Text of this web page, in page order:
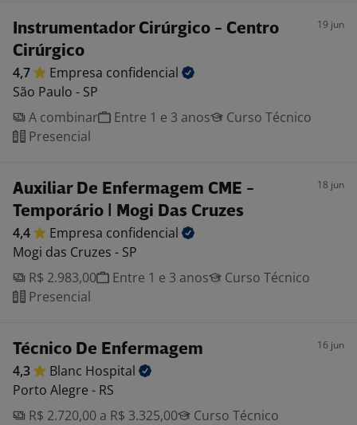
Instrumentador Cirúrgico - Centro
Cirúrgico
19 jun
4,7 Empresa confidencial
São Paulo - SP
A combinar
Entre 1 e 3 anos
Curso Técnico
Presencial
Auxiliar De Enfermagem CME -
Temporário | Mogi Das Cruzes
18 jun
4,4 Empresa confidencial
Mogi das Cruzes - SP
R$ 2.983,00
Entre 1 e 3 anos
Curso Técnico
Presencial
Técnico De Enfermagem 16 jun
4,3 Blanc Hospital
Porto Alegre - RS
R$ 2.720,00 a R$ 3.325,00
Curso Técnico